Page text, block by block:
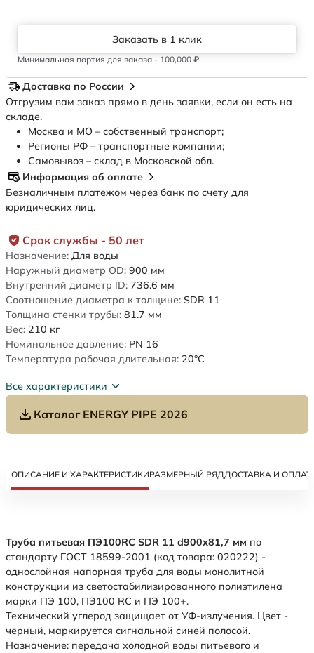
Срок службы - 50 лет
Назначение: Для воды
Наружный диаметр OD: 900 мм
Внутренний диаметр ID: 736.6 мм
Соотношение диаметра к толщине: SDR 11
Толщина стенки трубы: 81.7 мм
Вес: 210 кг
Номинальное давление: PN 16
Температура рабочая длительная: 20°C
Все характеристики
Каталог ENERGY PIPE 2026
Заказать в 1 клик
Минимальная партия для заказа - 100,000 ₽
Доставка по России
Отгрузим вам заказ прямо в день заявки, если он есть на
складе.
Москва и МО – собственный транспорт;
Регионы РФ – транспортные компании;
Самовывоз – склад в Московской обл.
Информация об оплате
Безналичным платежом через банк по счету для
юридических лиц.
ОПИСАНИЕ И ХАРАКТЕРИСТИКИРАЗМЕРНЫЙ РЯДДОСТАВКА И
Труба питьевая ПЭ100RC SDR 11 d900х81,7 мм по
стандарту ГОСТ 18599-2001 (код товара: 020222) -
однослойная напорная труба для воды монолитной
конструкции из светостабилизированного полиэтилена
марки ПЭ 100, ПЭ100 RC и ПЭ 100+.
Технический углерод защищает от УФ-излучения. Цвет -
черный, маркируется сигнальной синей полосой.
Назначение: передача холодной воды питьевого и